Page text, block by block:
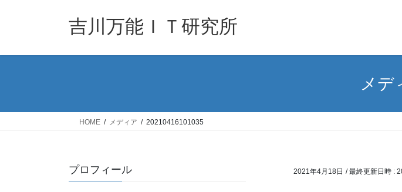
吉川万能ＩＴ研究所
メデ
HOME メディア 20210416101035
2021年4月18日 / 最終更新日時 :
プロフィール